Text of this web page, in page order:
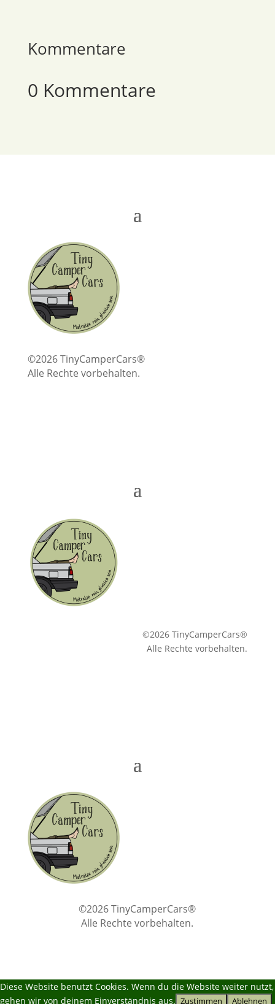
Kommentare
0 Kommentare
©2026 TinyCamperCars®
Alle Rechte vorbehalten.
©2026 TinyCamperCars®
Alle Rechte vorbehalten.
©2026 TinyCamperCars®
Alle Rechte vorbehalten.
Diese Website benutzt Cookies. Wenn du die Website weiter nutzt,
gehen wir von deinem Einverständnis aus. Zustimmen Ablehnen